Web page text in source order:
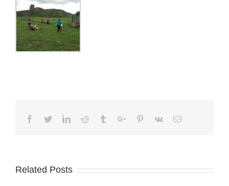
Facebook
TwitterLinkedinReddit TumblrGoogle+Pinterest
Vk Email
Related Posts